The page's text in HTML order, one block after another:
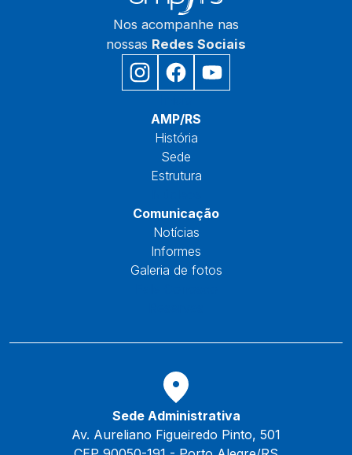
Nos acompanhe nas
nossas Redes Sociais
AMP/RS
História
Sede
Estrutura
Comunicação
Notícias
Informes
Galeria de fotos
Sede Administrativa
Av. Aureliano Figueiredo Pinto, 501